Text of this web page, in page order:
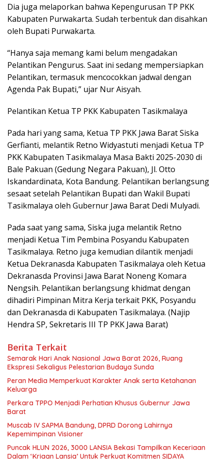
Dia juga melaporkan bahwa Kepengurusan TP PKK
Kabupaten Purwakarta. Sudah terbentuk dan disahkan
oleh Bupati Purwakarta.
“Hanya saja memang kami belum mengadakan
Pelantikan Pengurus. Saat ini sedang mempersiapkan
Pelantikan, termasuk mencocokkan jadwal dengan
Agenda Pak Bupati,” ujar Nur Aisyah.
Pelantikan Ketua TP PKK Kabupaten Tasikmalaya
Pada hari yang sama, Ketua TP PKK Jawa Barat Siska
Gerfianti, melantik Retno Widyastuti menjadi Ketua TP
PKK Kabupaten Tasikmalaya Masa Bakti 2025-2030 di
Bale Pakuan (Gedung Negara Pakuan), Jl. Otto
Iskandardinata, Kota Bandung. Pelantikan berlangsung
sesaat setelah Pelantikan Bupati dan Wakil Bupati
Tasikmalaya oleh Gubernur Jawa Barat Dedi Mulyadi.
Pada saat yang sama, Siska juga melantik Retno
menjadi Ketua Tim Pembina Posyandu Kabupaten
Tasikmalaya. Retno juga kemudian dilantik menjadi
Ketua Dekranasda Kabupaten Tasikmalaya oleh Ketua
Dekranasda Provinsi Jawa Barat Noneng Komara
Nengsih. Pelantikan berlangsung khidmat dengan
dihadiri Pimpinan Mitra Kerja terkait PKK, Posyandu
dan Dekranasda di Kabupaten Tasikmalaya. (Najip
Hendra SP, Sekretaris III TP PKK Jawa Barat)
Berita Terkait
Semarak Hari Anak Nasional Jawa Barat 2026, Ruang
Ekspresi Sekaligus Pelestarian Budaya Sunda
Peran Media Memperkuat Karakter Anak serta Ketahanan
Keluarga
Perkara TPPO Menjadi Perhatian Khusus Gubernur Jawa
Barat
Muscab IV SAPMA Bandung, DPRD Dorong Lahirnya
Kepemimpinan Visioner
Puncak HLUN 2026, 3000 LANSIA Bekasi Tampilkan Keceriaan
Dalam ‘Kriaan Lansia’ Untuk Perkuat Komitmen SIDAYA